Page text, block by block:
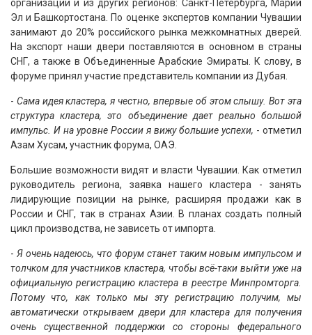
организации и из других регионов: Санкт-Петербурга, Марий
Эл и Башкортостана. По оценке экспертов компании Чувашии
занимают до 20% российского рынка межкомнатных дверей.
На экспорт наши двери поставляются в основном в страны
СНГ, а также в Объединенные Арабские Эмираты. К слову, в
форуме принял участие представитель компании из Дубая.
- Сама идея кластера, я честно, впервые об этом слышу. Вот эта
структура кластера, это объединение дает реально большой
импульс. И на уровне России я вижу большие успехи, - отметил
Азам Хусам, участник форума, ОАЭ.
Большие возможности видят и власти Чувашии. Как отметил
руководитель региона, заявка нашего кластера - занять
лидирующие позиции на рынке, расширяя продажи как в
России и СНГ, так в странах Азии. В планах создать полный
цикл производства, не зависеть от импорта.
- Я очень надеюсь, что форум станет таким новым импульсом и
толчком для участников кластера, чтобы всё-таки выйти уже на
официальную регистрацию кластера в реестре Минпромторга.
Потому что, как только мы эту регистрацию получим, мы
автоматически открываем двери для кластера для получения
очень существенной поддержки со стороны федерального